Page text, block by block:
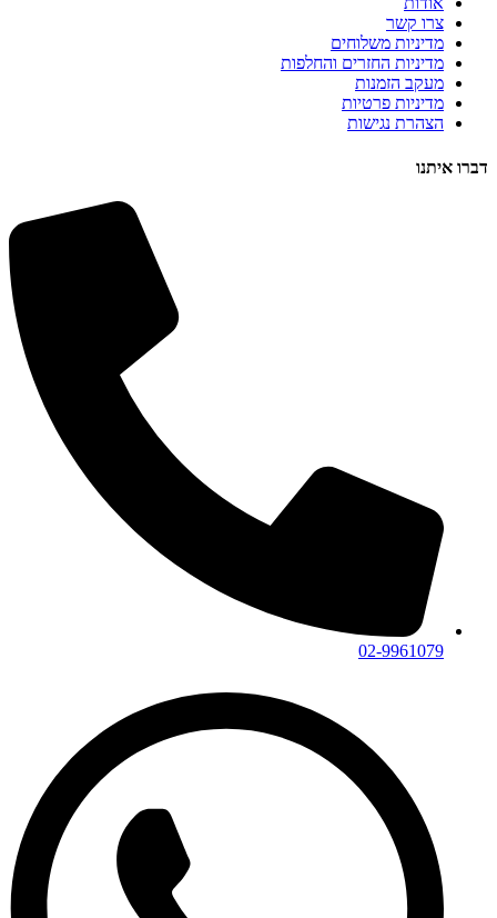
צרו קשר
מדיניות משלוחים
מדיניות החזרים והחלפות
מעקב הזמנות
מדיניות פרטיות
הצהרת נגישות
דברו איתנו
02-9961079